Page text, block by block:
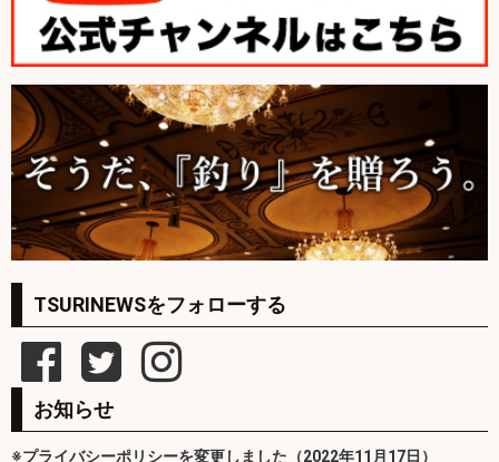
TSURINEWSをフォローする
お知らせ
※プライバシーポリシーを変更しました（2022年11月17日）